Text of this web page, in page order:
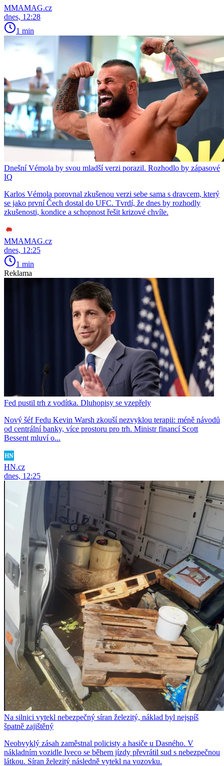
MMAMAG.cz
dnes, 12:28
1 min
Dnešní Vémola by svou mladší verzi porazil. Rozhodlo by zápasové
IQ
Karlos Vémola porovnal zkušenou verzi sebe sama s dravcem, který
se jako první Čech dostal do UFC. Tvrdí, že dnes by rozhodly
zkušenosti, kondice a schopnost řešit krizové chvíle.
MMAMAG.cz
dnes, 12:25
1 min
Reklama
Fed pustil trh z vodítka. Dluhopisy se vzepřely
Nový šéf Fedu Kevin Warsh zkouší nezvyklou terapii: méně návodů
od centrální banky, více prostoru pro trh. Ministr financí Scott
Bessent mluví o...
HN.cz
dnes, 12:25
Na silnici vytekl nebezpečný síran železitý, náklad byl nejspíš
špatně zajištěný
Neobvyklý zásah zaměstnal policisty a hasiče u Dasného. V
nákladním vozidle Iveco se během jízdy převrátil sud s nebezpečnou
látkou. Síran železitý následně vytekl na vozovku.